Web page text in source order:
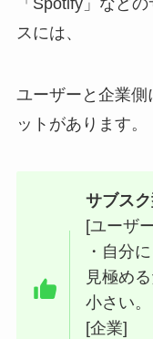
「Spotify」など
スには、
ユーザーと企業側
ットがあります。
サブス
[ユーザ
・自分
見極め
小さい。
[企業]